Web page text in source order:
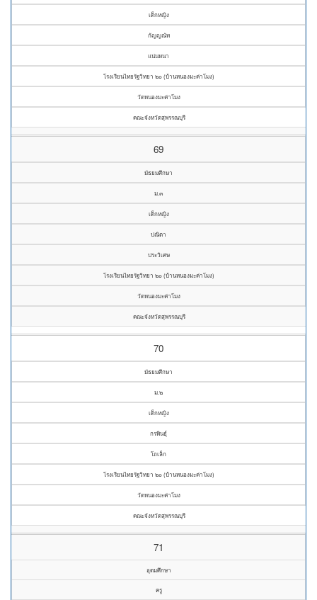
เด็กหญิง
กัญญณัท
แน่นหนา
โรงเรียนไทยรัฐวิทยา ๒๐ (บ้านหนองมะค่าโมง)
วัดหนองมะค่าโมง
คณะจังหวัดสุพรรณบุรี
69
มัธยมศึกษา
ม.๓
เด็กหญิง
ปณิตา
ประวิเศษ
โรงเรียนไทยรัฐวิทยา ๒๐ (บ้านหนองมะค่าโมง)
วัดหนองมะค่าโมง
คณะจังหวัดสุพรรณบุรี
70
มัธยมศึกษา
ม.๒
เด็กหญิง
กรพินธุ์
โถเล็ก
โรงเรียนไทยรัฐวิทยา ๒๐ (บ้านหนองมะค่าโมง)
วัดหนองมะค่าโมง
คณะจังหวัดสุพรรณบุรี
71
อุดมศึกษา
ครู